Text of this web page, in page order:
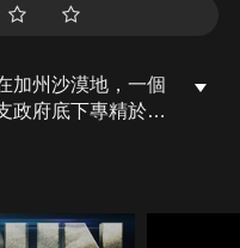
加州沙漠地，一個
政府底下專精於外